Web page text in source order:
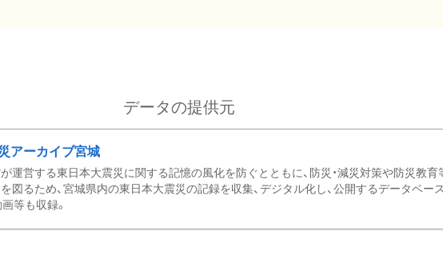
データの提供元
アーカイブ宮城
運営する東日本大震災に関する記憶の風化を防ぐとともに、防災・減災対策や防災教育
図るため、宮城県内の東日本大震災の記録を収集、デジタル化し、公開するデータベー
等も収録。